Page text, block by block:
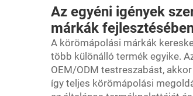
Az egyéni igények
márkák
A körömápolási márkák
több különálló termék egyike.
OEM/ODM testreszabást,
így teljes körömápolási